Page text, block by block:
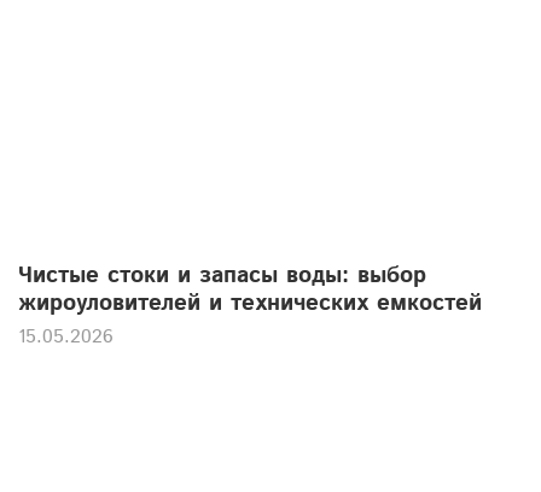
Чистые стоки и запасы воды: выбор
жироуловителей и технических емкостей
15.05.2026